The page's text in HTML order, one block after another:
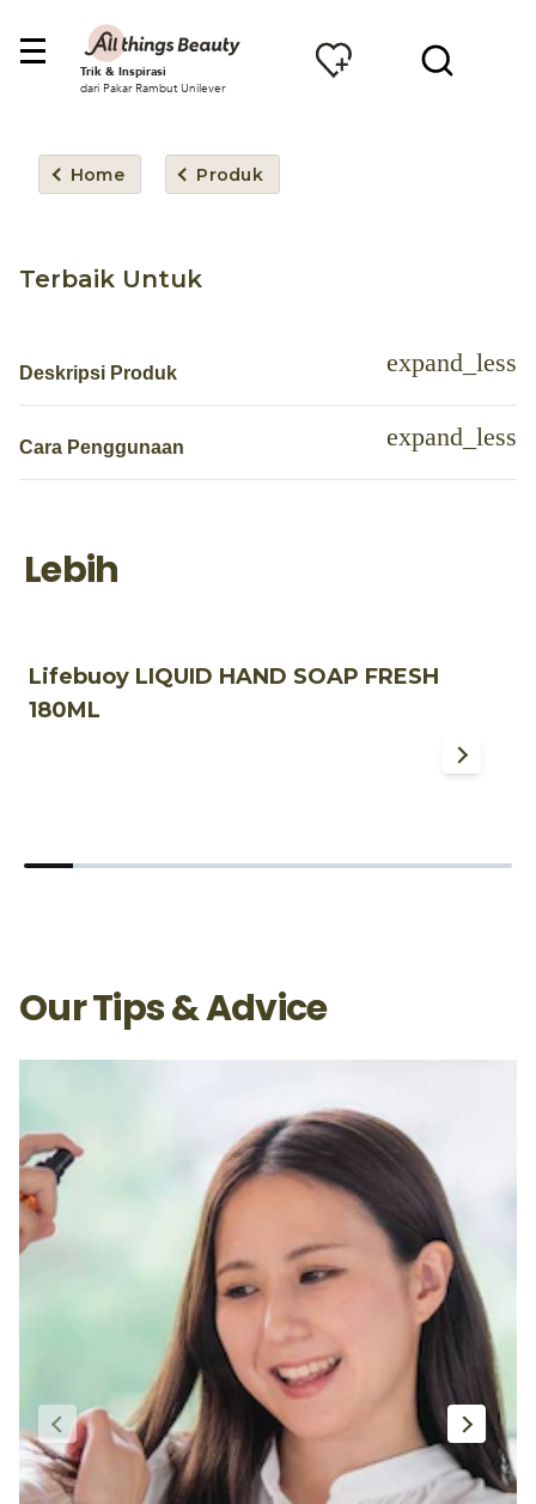
Trik & Inspirasi
dari Pakar Rambut Unilever
Home Produk
Terbaik Untuk
Deskripsi Produk
Cara Penggunaan
Lebih
Lifebuoy LIQUID HAND SOAP FRESH
180ML
Our Tips & Advice